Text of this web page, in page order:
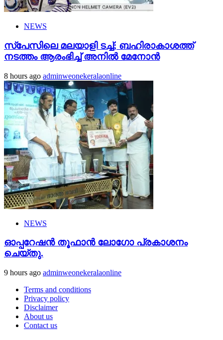
NEWS
സ്‌പേസിലെ മലയാളി ടച്ച്; ബഹിരാകാശത്ത്
നടത്തം ആരംഭിച്ച് അനില്‍ മേനോന്‍
8 hours ago adminweonekeralaonline
NEWS
ഓപ്പറേഷൻ തൂഫാൻ ലോഗോ പ്രകാശനം
ചെയ്തു.
9 hours ago adminweonekeralaonline
Terms and conditions
Privacy policy
Disclaimer
About us
Contact us